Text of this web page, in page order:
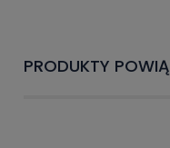
PRODUKTY